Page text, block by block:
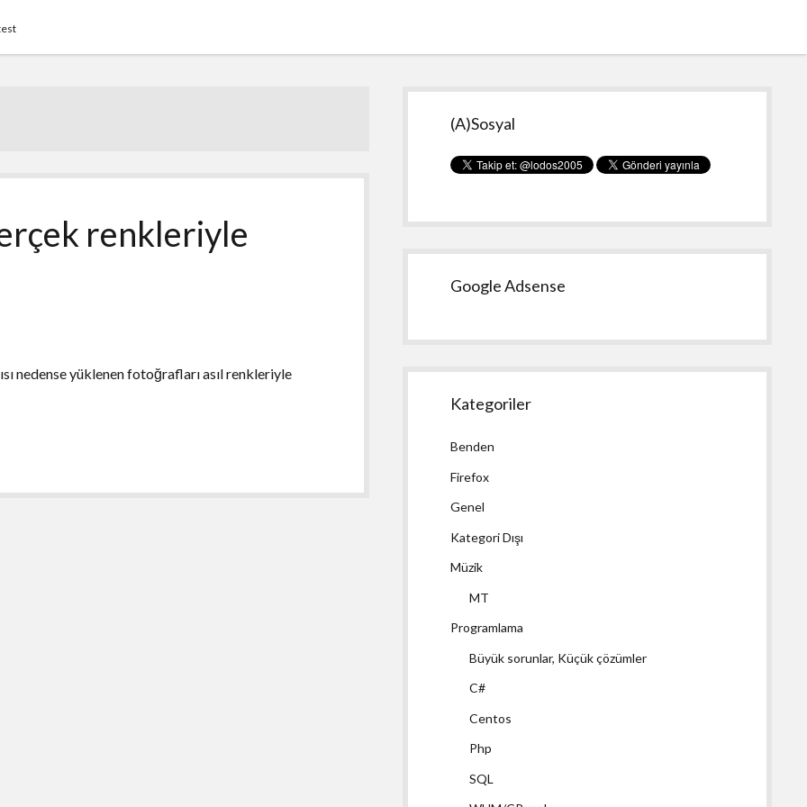
renkleriyle
nedense yüklenen fotoğrafları asıl renkleriyle
Yan
Menü
(A)Sosyal
Google Adsense
Kategoriler
Benden
Firefox
Genel
Kategori Dışı
Müzik
MT
Programlama
Büyük sorunlar, Küçük çözümler
C#
Centos
Php
SQL